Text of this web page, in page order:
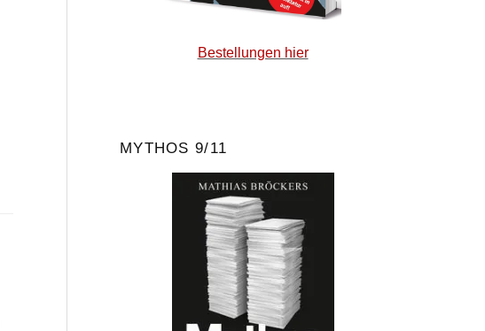
Bestellungen hier
MYTHOS 9/11